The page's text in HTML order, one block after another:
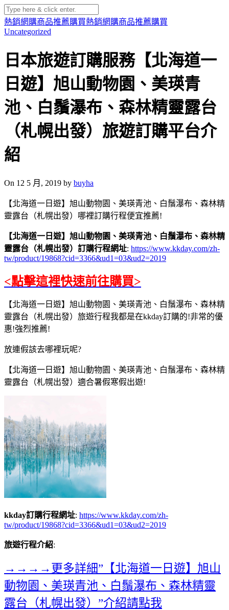
熱銷網購商品推薦購買熱銷網購商品推薦購買
Uncategorized
日本旅遊訂購服務【北海道一
日遊】旭山動物園、美瑛青
池、白鬚瀑布、森林精靈露台
（札幌出發）旅遊訂購平台介
紹
On 12 5 月, 2019 by buyha
【北海道一日遊】旭山動物園、美瑛青池、白鬚瀑布、森林精
靈露台（札幌出發）哪裡訂購行程便宜推薦!
【北海道一日遊】旭山動物園、美瑛青池、白鬚瀑布、森林精
靈露台（札幌出發）訂購行程網址: https://www.kkday.com/zh-
tw/product/19868?cid=3366&ud1=03&ud2=2019
<點擊這裡快速前往購買>
【北海道一日遊】旭山動物園、美瑛青池、白鬚瀑布、森林精
靈露台（札幌出發）旅遊行程我都是在kkday訂購的!非常的優
惠!強烈推薦!
放連假該去哪裡玩呢?
【北海道一日遊】旭山動物園、美瑛青池、白鬚瀑布、森林精
靈露台（札幌出發）適合暑假寒假出遊!
kkday訂購行程網址: https://www.kkday.com/zh-
tw/product/19868?cid=3366&ud1=03&ud2=2019
旅遊行程介紹:
→→→→更多詳細”【北海道一日遊】旭山
動物園、美瑛青池、白鬚瀑布、森林精靈
露台（札幌出發）”介紹請點我